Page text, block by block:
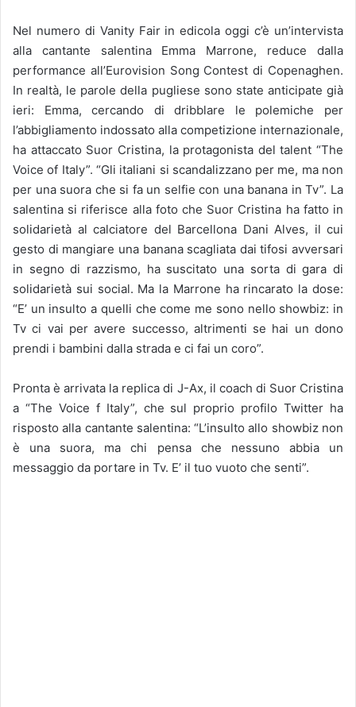
Nel numero di Vanity Fair in edicola oggi c’è un’intervista
alla cantante salentina Emma Marrone, reduce dalla
performance all’Eurovision Song Contest di Copenaghen.
In realtà, le parole della pugliese sono state anticipate già
ieri: Emma, cercando di dribblare le polemiche per
l’abbigliamento indossato alla competizione internazionale,
ha attaccato Suor Cristina, la protagonista del talent “The
Voice of Italy”. “Gli italiani si scandalizzano per me, ma non
per una suora che si fa un selfie con una banana in Tv”. La
salentina si riferisce alla foto che Suor Cristina ha fatto in
solidarietà al calciatore del Barcellona Dani Alves, il cui
gesto di mangiare una banana scagliata dai tifosi avversari
in segno di razzismo, ha suscitato una sorta di gara di
solidarietà sui social. Ma la Marrone ha rincarato la dose:
“E’ un insulto a quelli che come me sono nello showbiz: in
Tv ci vai per avere successo, altrimenti se hai un dono
prendi i bambini dalla strada e ci fai un coro”.
Pronta è arrivata la replica di J-Ax, il coach di Suor Cristina
a “The Voice f Italy”, che sul proprio profilo Twitter ha
risposto alla cantante salentina: “L’insulto allo showbiz non
è una suora, ma chi pensa che nessuno abbia un
messaggio da portare in Tv. E’ il tuo vuoto che senti”.